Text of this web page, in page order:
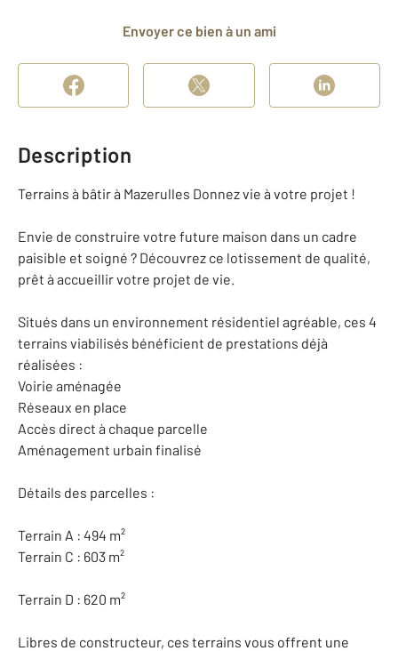
Envoyer ce bien à un ami
Description
Terrains à bâtir à Mazerulles Donnez vie à votre projet !
Envie de construire votre future maison dans un cadre
paisible et soigné ? Découvrez ce lotissement de qualité,
prêt à accueillir votre projet de vie.
Situés dans un environnement résidentiel agréable, ces 4
terrains viabilisés bénéficient de prestations déjà
réalisées :
Voirie aménagée
Réseaux en place
Accès direct à chaque parcelle
Aménagement urbain finalisé
Détails des parcelles :
Terrain A : 494 m²
Terrain C : 603 m²
Terrain D : 620 m²
Libres de constructeur, ces terrains vous offrent une